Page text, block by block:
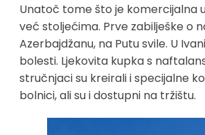
Unatoč tome što je komercijalna
već stoljećima. Prve zabilješke o
Azerbajdžanu, na Putu svile. U
bolesti. Ljekovita kupka s
stručnjaci su kreirali i specijalne
bolnici, ali su i dostupni na tržištu.